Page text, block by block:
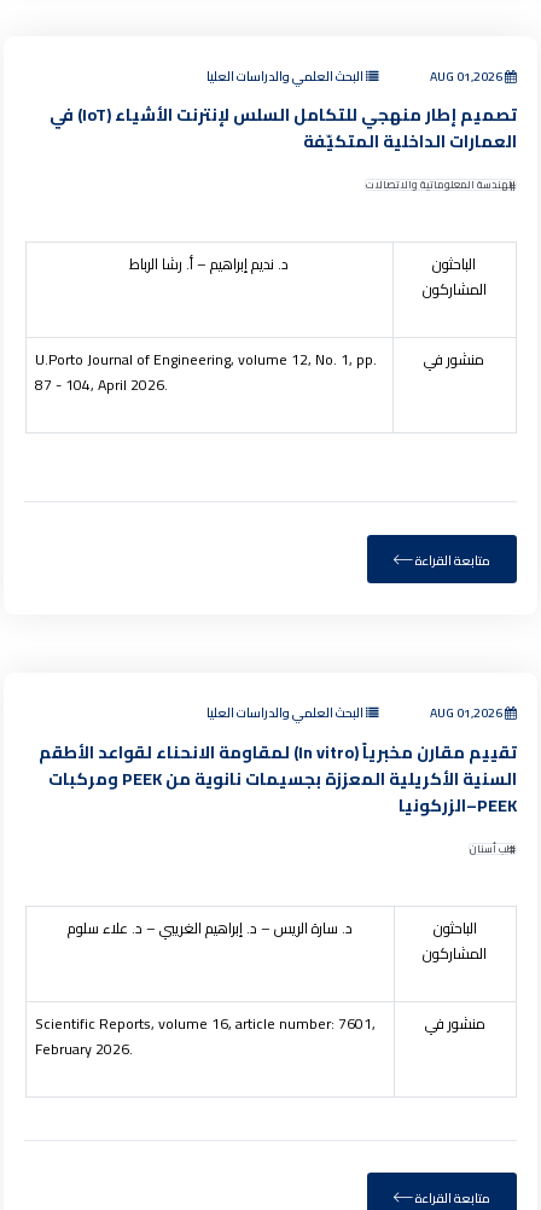
AUG 01,2026 البحث العلمي والدراسات العليا
تصميم إطار منهجي للتكامل السلس لإنترنت الأشياء (IoT) في
العمارات الداخلية المتكيّفة
الهندسة المعلوماتية والاتصالات
الباحثون
المشاركون
د. نديم إبراهيم – أ. رشا الرباط
منشور في
U.Porto Journal of Engineering, volume 12, No. 1, pp.
87 - 104, April 2026.
متابعة القراءة
AUG 01,2026 البحث العلمي والدراسات العليا
تقييم مقارن مخبرياً (In vitro) لمقاومة الانحناء لقواعد الأطقم
السنية الأكريلية المعززة بجسيمات نانوية من PEEK ومركبات
PEEK–الزركونيا
طب أسنان
الباحثون
المشاركون
د. سارة الريس – د. إبراهيم الغريبي – د. علاء سلوم
منشور في
Scientific Reports, volume 16, article number: 7601,
February 2026.
متابعة القراءة